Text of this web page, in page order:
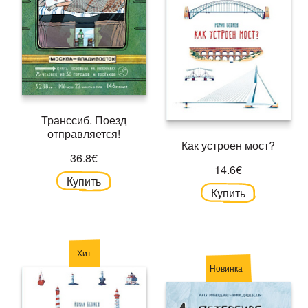
Транссиб. Поезд
отправляется!
36.8€
Купить
Как устроен мост?
14.6€
Купить
Хит
Новинка